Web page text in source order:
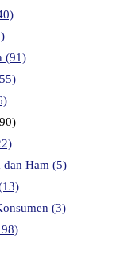
(91)
Ham (5)
(3)